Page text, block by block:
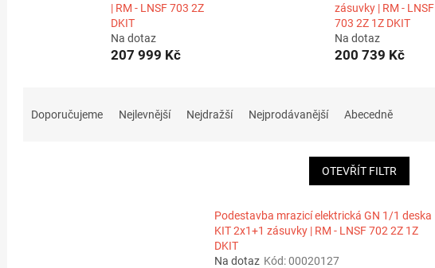
| RM - LNSF 703 2Z
DKIT
Na dotaz
207 999 Kč
zásuvky | RM - LNSF
703 2Z 1Z DKIT
Na dotaz
200 739 Kč
Doporučujeme Nejlevnější Nejdražší Nejprodávanější Abecedně
OTEVŘÍT FILTR
Podestavba mrazicí elektrická GN 1/1 deska
KIT 2x1+1 zásuvky | RM - LNSF 702 2Z 1Z
DKIT
Na dotaz Kód:00020127